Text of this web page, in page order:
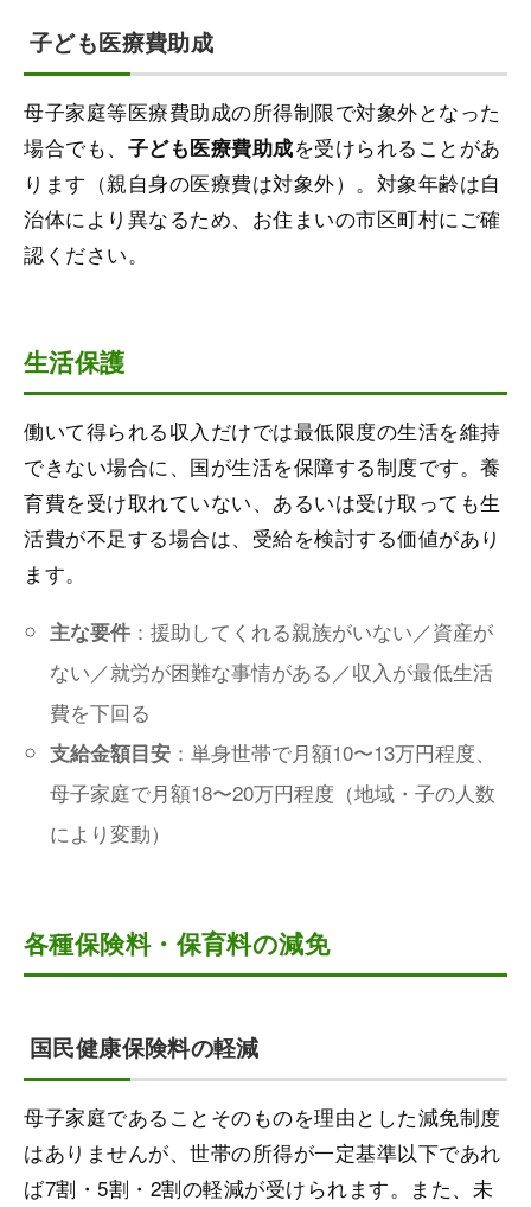
子ども医療費助成
母子家庭等医療費助成の所得制限で対象外となった
場合でも、 子ども医療費助成を受けられることがあ
ります（親自身の医療費は対象外）。対象年齢は自
治体により異なるため、お住まいの市区町村にご確
認ください。
生活保護
働いて得られる収入だけでは最低限度の生活を維持
できない場合に、国が生活を保障する制度です。養
育費を受け取れていない、あるいは受け取っても生
活費が不足する場合は、受給を検討する価値があり
ます。
主な要件 ：援助してくれる親族がいない／資産が
ない／就労が困難な事情がある／収入が最低生活
費を下回る
支給金額目安 ：単身世帯で月額10〜13万円程度、
母子家庭で月額18〜20万円程度（地域・子の人数
により変動）
各種保険料・保育料の減免
国民健康保険料の軽減
母子家庭であることそのものを理由とした減免制度
はありませんが、世帯の所得が一定基準以下であれ
ば7割・5割・2割の軽減が受けられます。また、未